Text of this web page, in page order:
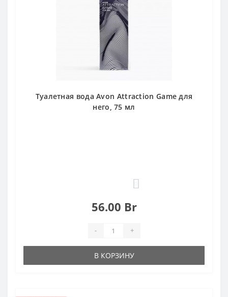
Туалетная вода Avon Attraction Game для
него, 75 мл
56.00 Br
- +
В КОРЗИНУ